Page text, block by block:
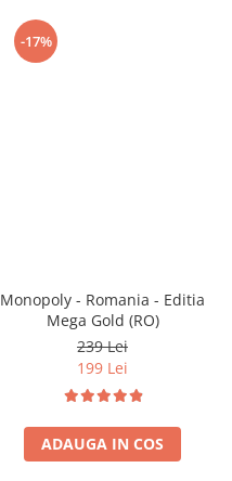
-17%
Monopoly - Romania - Editia
Mega Gold (RO)
239 Lei
199 Lei
ADAUGA IN COS